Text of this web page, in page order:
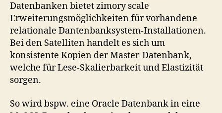
Datenbanken bietet zimory scale
Erweiterungsmöglichkeiten für vorhandene
relationale Dantenbanksystem-Installationen.
Bei den Satelliten handelt es sich um
konsistente Kopien der Master-Datenbank,
welche für Lese-Skalierbarkeit und Elastizität
sorgen.
So wird bspw. eine Oracle Datenbank in eine